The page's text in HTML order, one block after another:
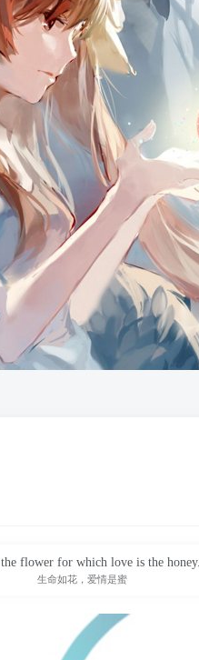
flower for which love is the honey.
生命如花，爱情是蜜